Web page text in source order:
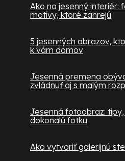
Ako na jesenný interiér:
motívy, ktoré zahrejú
5 jesenných obrazov,
k vám domov
Jesenná premena
zvládnuť aj s malým
Jesenná fotoobraz:
dokonalú fotku
Ako vytvoriť galerijnú